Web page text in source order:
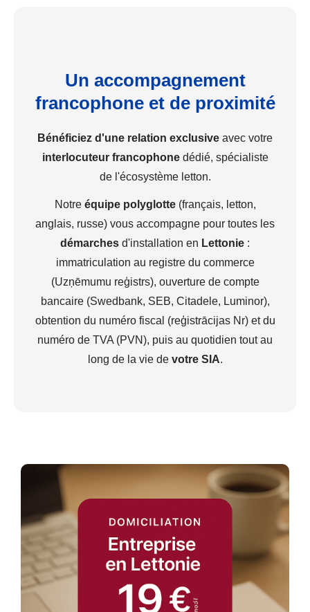
Un accompagnement
francophone et de proximité
Bénéficiez d'une relation exclusive avec votre
interlocuteur francophonedédié, spécialiste
de l'écosystème letton.
Notre équipe polyglotte(français, letton,
anglais, russe) vous accompagne pour toutes les
démarches d'installation en Lettonie :
immatriculation au registre du commerce
(Uzņēmumu reģistrs), ouverture de compte
bancaire (Swedbank, SEB, Citadele, Luminor),
obtention du numéro fiscal (reģistrācijas Nr) et du
numéro de TVA (PVN), puis au quotidien tout au
long de la vie de votre SIA.